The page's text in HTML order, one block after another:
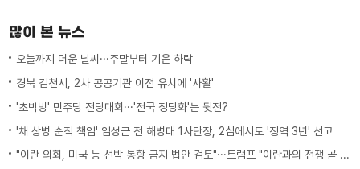
많이 본 뉴스
오늘까지 더운 날씨···주말부터 기온 하락
경북 김천시, 2차 공공기관 이전 유치에 '사활'
'초박빙' 민주당 전당대회···'전국 정당화'는 뒷전?
'채 상병 순직 책임' 임성근 전 해병대 1사단장, 2심에서도 '징역 3년' 선고
"이란 의회, 미국 등 선박 통항 금지 법안 검토"···트럼프 "이란과의 전쟁 곧 끝나"